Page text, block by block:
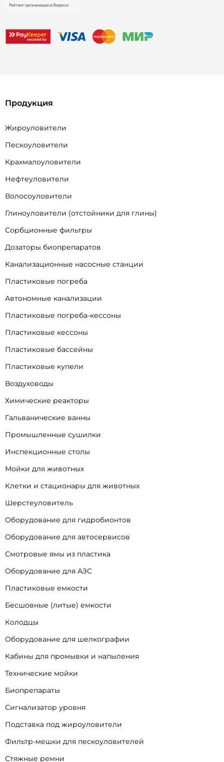
Продукция
Жироуловители
Пескоуловители
Крахмалоуловители
Нефтеуловители
Волосоуловители
Глиноуловители (отстойники для глины)
Сорбционные фильтры
Дозаторы биопрепаратов
Канализационные насосные станции
Пластиковые погреба
Автономные канализации
Пластиковые погреба-кессоны
Пластиковые кессоны
Пластиковые бассейны
Пластиковые купели
Воздуховоды
Химические реакторы
Гальванические ванны
Промышленные сушилки
Инспекционные столы
Мойки для животных
Клетки и стационары для животных
Шерстеуловитель
Оборудование для гидробионтов
Оборудование для автосервисов
Смотровые ямы из пластика
Оборудование для АЗС
Пластиковые емкости
Бесшовные (литые) емкости
Колодцы
Оборудование для шелкографии
Кабины для промывки и напыления
Технические мойки
Биопрепараты
Сигнализатор уровня
Подставка под жироуловители
Фильтр-мешки для пескоуловителей
Стяжные ремни